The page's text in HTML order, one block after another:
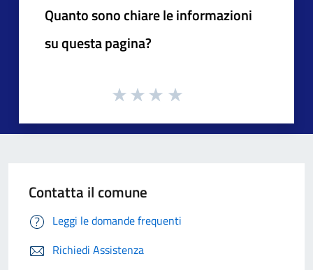
Quanto sono chiare le informazioni
su questa pagina?
Contatta il comune
Leggi le domande frequenti
Richiedi Assistenza